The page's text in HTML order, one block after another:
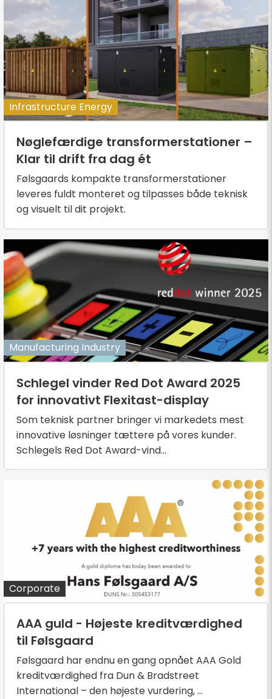
Infrastructure Energy
Nøglefærdige transformerstationer –
Klar til drift fra dag ét
Følsgaards kompakte transformerstationer
leveres fuldt monteret og tilpasses både teknisk
og visuelt til dit projekt.
Manufacturing Industry
Schlegel vinder Red Dot Award 2025
for innovativt Flexitast-display
Som teknisk partner bringer vi markedets mest
innovative løsninger tættere på vores kunder.
Schlegels Red Dot Award-vind...
Corporate
AAA guld - Højeste kreditværdighed
til Følsgaard
Følsgaard har endnu en gang opnået AAA Gold
kreditværdighed fra Dun & Bradstreet
International – den højeste vurdering, ...